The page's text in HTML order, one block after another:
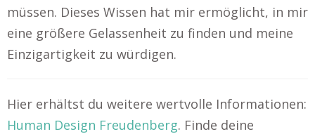
müssen. Dieses Wissen hat mir ermöglicht, in mir
eine größere Gelassenheit zu finden und meine
Einzigartigkeit zu würdigen.
Hier erhältst du weitere wertvolle Informationen:
Human Design Freudenberg. Finde deine